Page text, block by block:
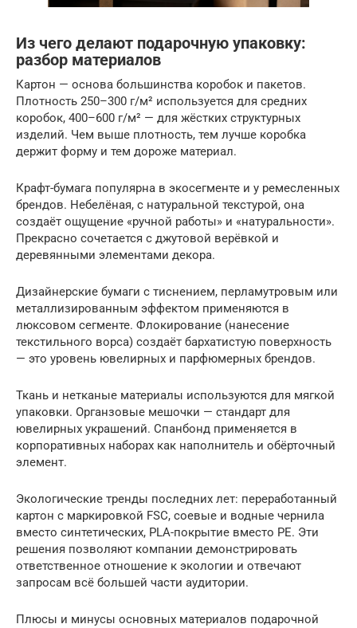
Из чего делают подарочную упаковку:
разбор материалов
Картон — основа большинства коробок и пакетов.
Плотность 250–300 г/м² используется для средних
коробок, 400–600 г/м² — для жёстких структурных
изделий. Чем выше плотность, тем лучше коробка
держит форму и тем дороже материал.
Крафт-бумага популярна в экосегменте и у ремесленных
брендов. Небелёная, с натуральной текстурой, она
создаёт ощущение «ручной работы» и «натуральности».
Прекрасно сочетается с джутовой верёвкой и
деревянными элементами декора.
Дизайнерские бумаги с тиснением, перламутровым или
металлизированным эффектом применяются в
люксовом сегменте. Флокирование (нанесение
текстильного ворса) создаёт бархатистую поверхность
— это уровень ювелирных и парфюмерных брендов.
Ткань и нетканые материалы используются для мягкой
упаковки. Органзовые мешочки — стандарт для
ювелирных украшений. Спанбонд применяется в
корпоративных наборах как наполнитель и обёрточный
элемент.
Экологические тренды последних лет: переработанный
картон с маркировкой FSC, соевые и водные чернила
вместо синтетических, PLA-покрытие вместо PE. Эти
решения позволяют компании демонстрировать
ответственное отношение к экологии и отвечают
запросам всё большей части аудитории.
Плюсы и минусы основных материалов подарочной